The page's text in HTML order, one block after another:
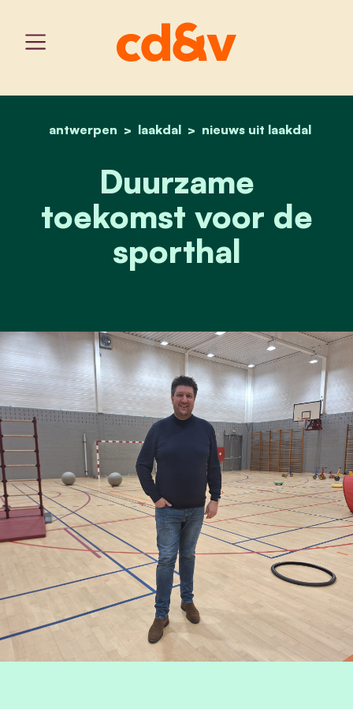
home
antwerpen laakdal nieuws uit laakdal
duurzame toekomst
Duurzame
toekomst voor de
sporthal